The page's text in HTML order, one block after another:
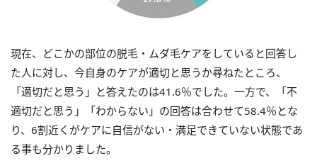
現在、どこかの部位の脱毛・ムダ毛ケアをしていると回答し
た人に対し、今自身のケアが適切と思うか尋ねたところ、
「適切だと思う」と答えたのは41.6％でした。一方で、「不
適切だと思う」「わからない」の回答は合わせて58.4％とな
り、6割近くがケアに自信がない・満足できていない状態であ
る事も分かりました。